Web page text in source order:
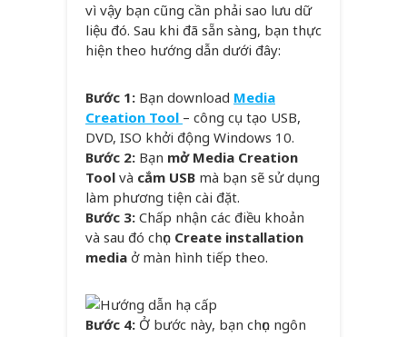
vì vậy bạn cũng cần phải sao lưu dữ
liệu đó. Sau khi đã sẵn sàng, bạn thực
hiện theo hướng dẫn dưới đây:
Bước 1: Bạn download Media
Creation Tool – công cụ tạo USB,
DVD, ISO khởi động Windows 10.
Bước 2: Bạn mở Media Creation
Tool và cắm USB mà bạn sẽ sử dụng
làm phương tiện cài đặt.
Bước 3: Chấp nhận các điều khoản
và sau đó chọn Create installation
media ở màn hình tiếp theo.
Bước 4: Ở bước này, bạn chọn ngôn